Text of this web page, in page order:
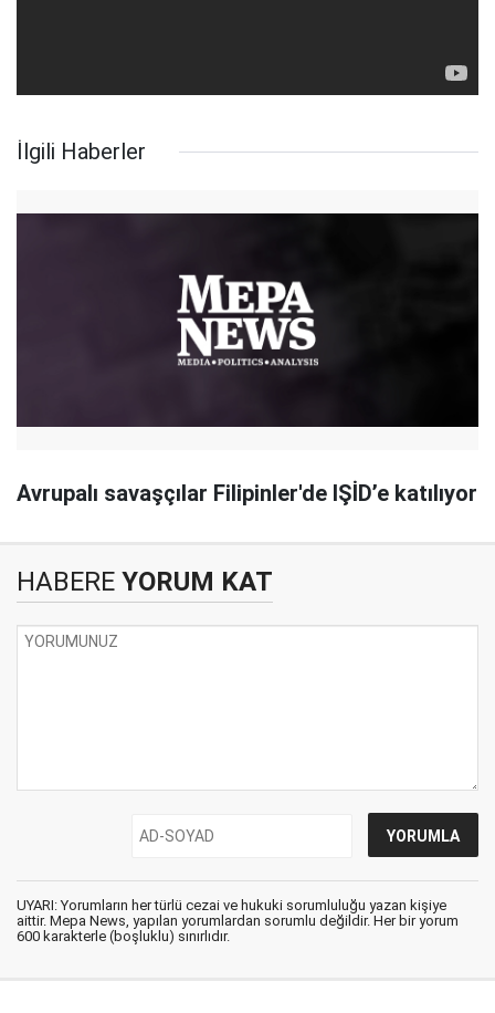
İlgili Haberler
Avrupalı savaşçılar Filipinler'de IŞİD’e katılıyor
HABERE YORUM KAT
UYARI: Yorumların her türlü cezai ve hukuki sorumluluğu yazan kişiye
aittir. Mepa News, yapılan yorumlardan sorumlu değildir. Her bir yorum
600 karakterle (boşluklu) sınırlıdır.